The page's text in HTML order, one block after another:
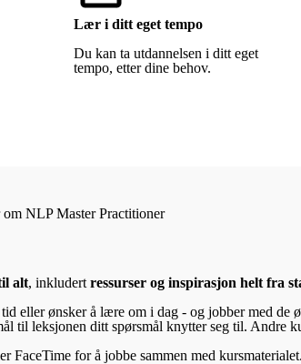
Lær i ditt eget tempo
Du kan ta utdannelsen i ditt eget
tempo, etter dine behov.
NLP Master Practitioner
alt, inkludert ressurser og inspirasjon helt fra
eller ønsker å lære om i dag - og jobber med de
til leksjonen ditt spørsmål knytter seg til. Andre
FaceTime for å jobbe sammen med kursmaterialet.